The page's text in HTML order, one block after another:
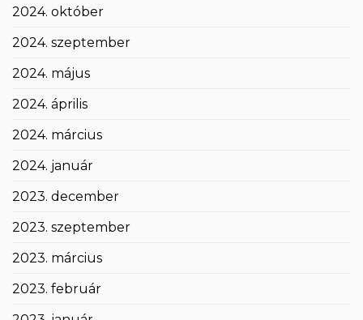
2024. október
2024. szeptember
2024. május
2024. április
2024. március
2024. január
2023. december
2023. szeptember
2023. március
2023. február